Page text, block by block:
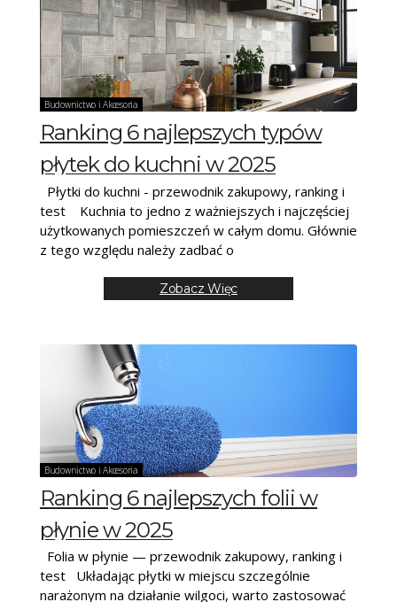
Budownictwo i Akcesoria
Ranking 6 najlepszych typów
płytek do kuchni w 2025
Płytki do kuchni - przewodnik zakupowy, ranking i
test Kuchnia to jedno z ważniejszych i najczęściej
użytkowanych pomieszczeń w całym domu. Głównie
z tego względu należy zadbać o
Zobacz Więc
Budownictwo i Akcesoria
Ranking 6 najlepszych folii w
płynie w 2025
Folia w płynie — przewodnik zakupowy, ranking i
test Układając płytki w miejscu szczególnie
narażonym na działanie wilgoci, warto zastosować